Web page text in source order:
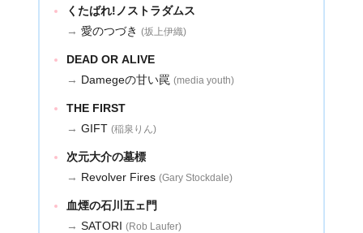
くたばれ!ノストラダムス
→愛のつづき(坂上伊織)
DEAD OR ALIVE
→ Damegeの甘い罠(media youth)
THE FIRST
→GIFT(稲泉りん)
次元大介の墓標
→ Revolver Fires(Gary Stockdale)
血煙の石川五ェ門
→SATORI(Rob Laufer)